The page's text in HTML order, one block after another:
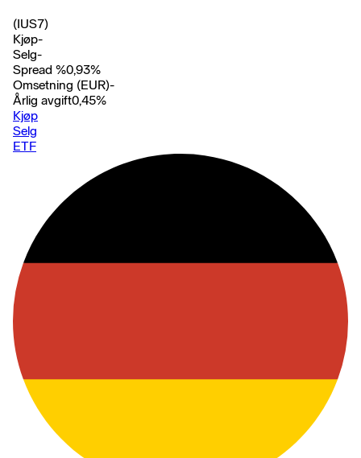
(IUS7)
Kjøp-
Selg-
Spread %0,93%
Omsetning (EUR)-
Årlig avgift0,45%
Kjøp
Selg
ETF